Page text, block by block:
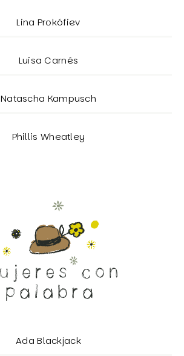
Lina Prokófiev
Luisa Carnés
Natascha Kampusch
Phillis Wheatley
Ada Blackjack